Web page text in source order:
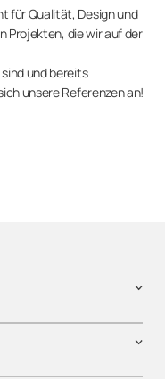
für Qualität, Design und
Projekten, die wir auf der
und bereits
unsere Referenzen an!